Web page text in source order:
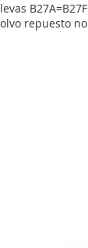
B27A=B27F
repuesto no